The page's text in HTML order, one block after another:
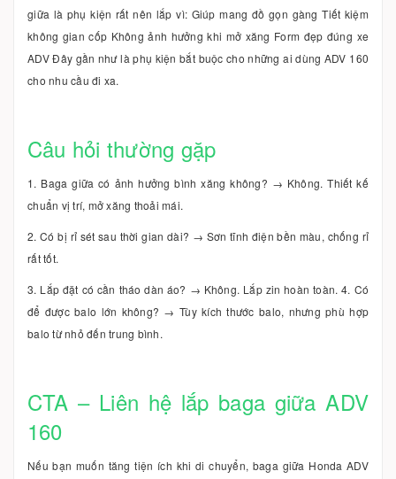
giữa là phụ kiện rất nên lắp vì: Giúp mang đồ gọn gàng Tiết kiệm
không gian cốp Không ảnh hưởng khi mở xăng Form đẹp đúng xe
ADV Đây gần như là phụ kiện bắt buộc cho những ai dùng ADV 160
cho nhu cầu đi xa.
Câu hỏi thường gặp
1. Baga giữa có ảnh hưởng bình xăng không? → Không. Thiết kế
chuẩn vị trí, mở xăng thoải mái.
2. Có bị rỉ sét sau thời gian dài? → Sơn tĩnh điện bền màu, chống rỉ
rất tốt.
3. Lắp đặt có cần tháo dàn áo? → Không. Lắp zin hoàn toàn. 4. Có
để được balo lớn không? → Tùy kích thước balo, nhưng phù hợp
balo từ nhỏ đến trung bình.
CTA – Liên hệ lắp baga giữa ADV
160
Nếu bạn muốn tăng tiện ích khi di chuyển, baga giữa Honda ADV